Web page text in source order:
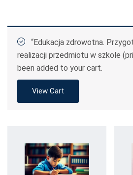
View Cart
“Edukacja zdrowotna.
realizacji przedmiotu w szkole
been added to your cart.